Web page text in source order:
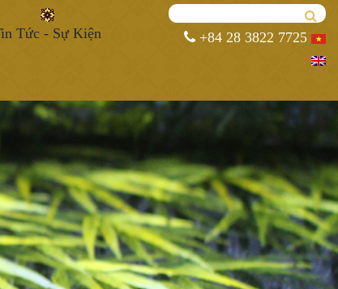
Tức - Sự Kiện +84 28 3822 7725